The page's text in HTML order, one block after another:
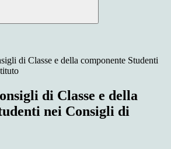
di Classe e della componente Studenti
di Classe e della
nei Consigli di